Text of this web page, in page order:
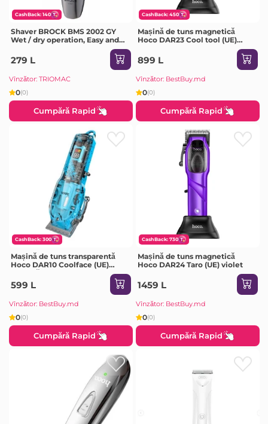
CashBack: 140
Shaver BROCK BMS 2002 GY
Wet / dry operation, Easy and
Rechargeable battery, Charging
time: 90 minutes, Operating
279 L
Vînzător: TRIOMAC
0(0)
Cumpără Rapid
CashBack: 450
Mașină de tuns magnetică
Hoco DAR23 Cool tool (UE)
899 L
Vînzător: BestBuy.md
0(0)
Cumpără Rapid
CashBack: 300
Mașină de tuns transparentă
Hoco DAR10 Coolface (UE)
albastră
599 L
Vînzător: BestBuy.md
0(0)
Cumpără Rapid
CashBack: 730
Mașină de tuns magnetică
Hoco DAR24 Taro (UE) violet
1459 L
Vînzător: BestBuy.md
0(0)
Cumpără Rapid